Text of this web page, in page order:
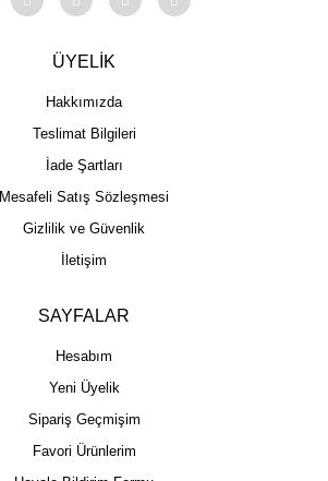
ÜYELİK
Hakkımızda
Teslimat Bilgileri
İade Şartları
Mesafeli Satış Sözleşmesi
Gizlilik ve Güvenlik
İletişim
SAYFALAR
Hesabım
Yeni Üyelik
Sipariş Geçmişim
Favori Ürünlerim